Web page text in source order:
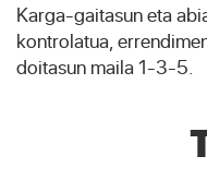
Karga-gaitasun eta
kontrolatua,
doitasun maila 1-3-5.